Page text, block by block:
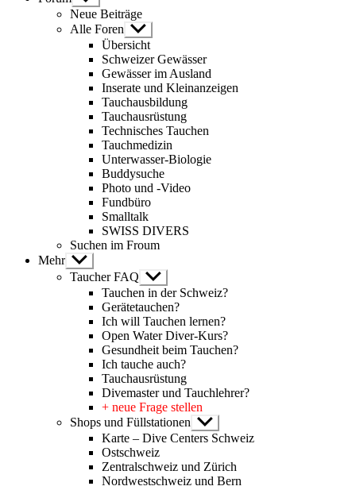
anzeigen
Neue Beiträge
Alle Foren Untermenü
anzeigen
Übersicht
Schweizer Gewässer
Gewässer im Ausland
Inserate und Kleinanzeigen
Tauchausbildung
Tauchausrüstung
Technisches Tauchen
Tauchmedizin
Unterwasser-Biologie
Buddysuche
Photo und -Video
Fundbüro
Smalltalk
SWISS DIVERS
Suchen im Froum
Mehr Untermenü
anzeigen
Taucher FAQ Untermenü
anzeigen
Tauchen in der Schweiz?
Gerätetauchen?
Ich will Tauchen lernen?
Open Water Diver-Kurs?
Gesundheit beim Tauchen?
Ich tauche auch?
Tauchausrüstung
Divemaster und Tauchlehrer?
+ neue Frage stellen
Shops und Füllstationen Untermenü
anzeigen
Karte – Dive Centers Schweiz
Ostschweiz
Zentralschweiz und Zürich
Nordwestschweiz und Bern